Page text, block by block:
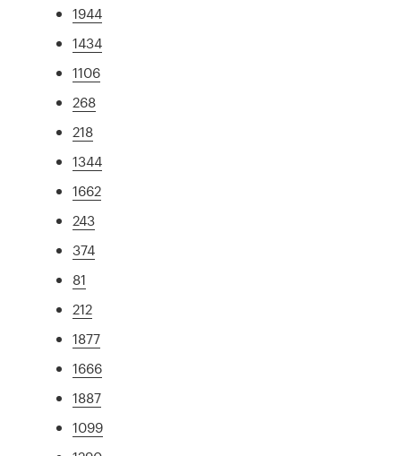
1944
1434
1106
268
218
1344
1662
243
374
81
212
1877
1666
1887
1099